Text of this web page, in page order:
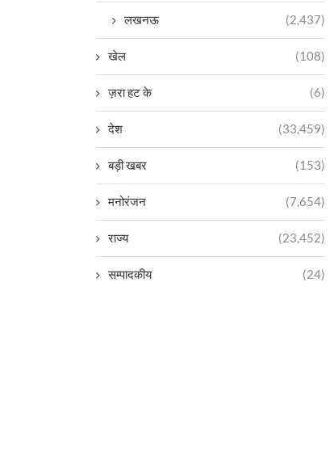
लखनऊ (2,437)
खेल (108)
ज़रा हट के (6)
देश (33,459)
बड़ी खबर (153)
मनोरंजन (7,654)
राज्य (23,452)
सम्पादकीय (24)